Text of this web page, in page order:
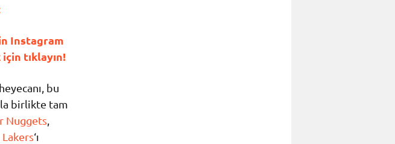
Instagram
tıklayın!
bu
birlikte tam
Nuggets,
‘ı